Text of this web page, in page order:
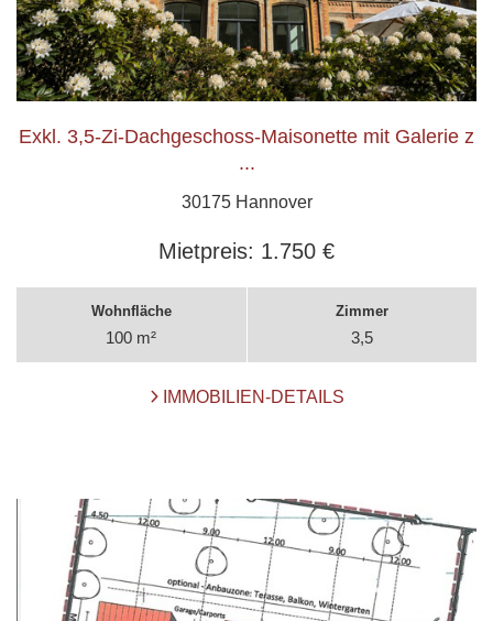
Exkl. 3,5-Zi-Dachgeschoss-Maisonette mit Galerie z
...
30175 Hannover
Mietpreis: 1.750 €
Wohnfläche
100 m²
Zimmer
3,5
IMMOBILIEN-DETAILS